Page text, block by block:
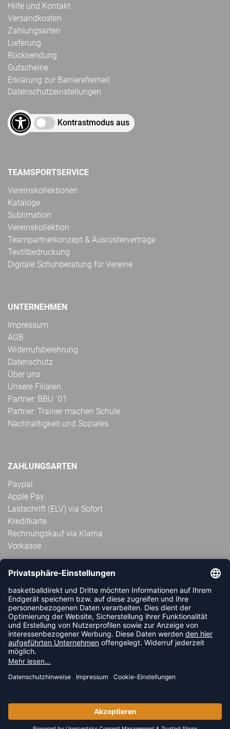
Hilfe und Kontakt
Versandkosten
Zahlungsarten
Lieferung
Rücksendung
Gutscheine
Erklärung zur Barrierefreiheit
Datenschutzeinstellungen
Kontrastmodus aus
TEAMSPORTSERVICE
Vereinskollektionen
Kataloge
Sublimation
Vereinskollektion
Teampartnerkonzept & Ausrüsterverträge
Textilbedruckung
Digitale Schuhberatung für Vereine
UNTERNEHMEN
Impressum
AGB
Widerrufsbelehrung
Datenschutz
Über uns
Unsere Filialen
Partner: BBU ´01
Partner: Trainer machen Schule
Nachhaltigkeit und Soziales
ZAHLUNGSARTEN
Paypal
Apple Pay
Lastschrift (ELV) via Sofort
Kreditkarte
Rechnungskauf via Klarna
Vorkasse
ABONNIERE JETZT DEN KOSTENLOSEN
HANDBALLDIREKT-NEWSLETTER UND VERPASSE KEINE
NEUIGKEIT ODER AKTION MEHR.
JETZT ANMELDEN